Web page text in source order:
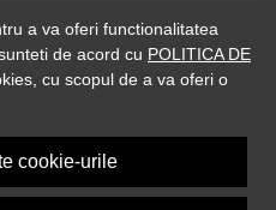
a va oferi functionalitatea
de acord cu POLITICA DE
cu scopul de a va oferi o
cookie-urile